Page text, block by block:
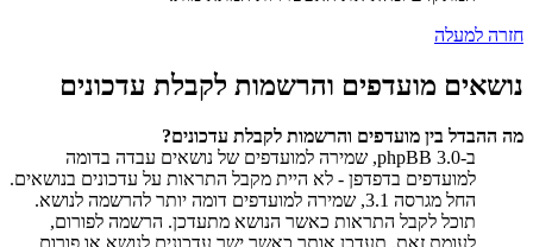
חזרה למעלה
נושאים מועדפים והרשמות לקבלת עדכונים
מה ההבדל בין מועדפים והרשמות לקבלת עדכונים?
ב-phpBB 3.0, שמירה למועדפים של נושאים עבדה בדומה
למועדפים בדפדפן - לא היית מקבל התראות על עדכונים בנושאים.
החל מגרסה 3.1, שמירה למועדפים דומה יותר להרשמה לנושא.
תוכל לקבל התראות כאשר הנושא מתעדכן. הרשמה לפורום,
לעומת זאת, תעדכן אותך כאשר ישר עדכונים לנושא או פורום